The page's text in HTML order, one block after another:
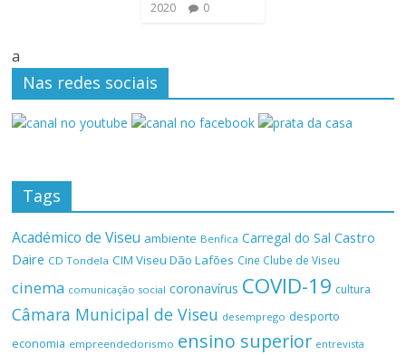
2020 0
a
Nas redes sociais
Tags
Académico de Viseu ambiente Benfica Carregal do Sal Castro
Daire CD Tondela CIM Viseu Dão Lafões Cine Clube de Viseu
cinema comunicação social coronavírus COVID-19 cultura
Câmara Municipal de Viseu desemprego desporto
economia empreendedorismo ensino superior entrevista